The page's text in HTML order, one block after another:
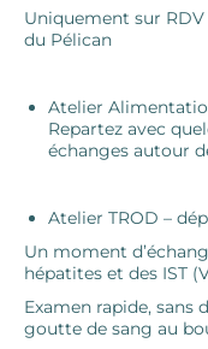
Uniquement sur RDV
du Pélican
Atelier
Repartez avec
échanges autour
Atelier TROD –
Un moment
hépatites et des IST
Examen rapide, sans
goutte de sang au